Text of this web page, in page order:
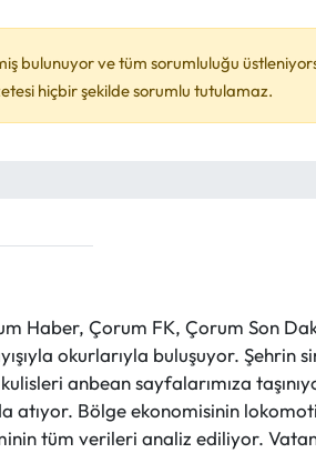
bulunuyor ve tüm sorumluluğu
hiçbir şekilde sorumlu tutulamaz.
Haber, Çorum FK, Çorum Son
okurlarıyla buluşuyor.
anbean sayfalarımıza
Bölge ekonomisinin
tüm verileri analiz ediliyor.